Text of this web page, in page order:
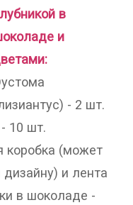
в
и
- 2 шт.
10 шт.
(может
дизайну) и лента
в шоколаде -